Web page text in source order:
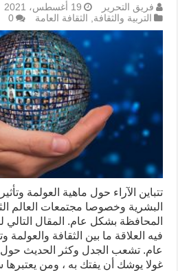
فريق التحرير
19 أغسطس، 2021
التربية والثقافة
الثقافة العامة 0
تتباين الآراء حول ماهية العولمة
البشرية وخصوصا مجتمعات العالم
المحافظة بشكل عام. المقال التالي
فيه العلاقة ما بين الثقافة
عام. تشعب الجدل وكثر الحديث حول
غولا يوشك أن يفتك به ، ومن يعتبرها